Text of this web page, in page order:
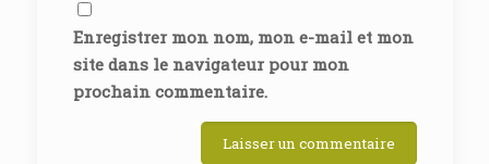
Enregistrer mon nom, mon e-mail et mon
site dans le navigateur pour mon
prochain commentaire.